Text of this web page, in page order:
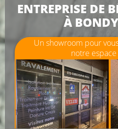
ENTREPRISE DE
À
Un showroom pour
notre